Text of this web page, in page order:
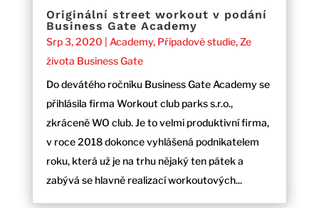
Originální street workout v podání
Business Gate Academy
Srp 3, 2020 | Academy, Případové studie,Ze
života Business Gate
Do devátého ročníku Business Gate Academy se
přihlásila firma Workout club parks s.r.o.,
zkráceně WO club. Je to velmi produktivní firma,
v roce 2018 dokonce vyhlášená podnikatelem
roku, která už je na trhu nějaký ten pátek a
zabývá se hlavně realizací workoutových...